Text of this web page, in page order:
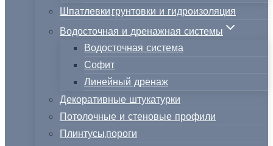
Шпатлевки,грунтовки и гидроизоляция
Водосточная и дренажная системы
Водосточная система
Софит
Линейный дренаж
Декоративные штукатурки
Потолочные и стеновые профили
Плинтусы,пороги